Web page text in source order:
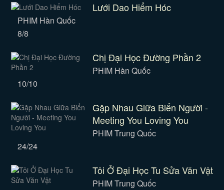
Lưới Dao Hiểm Hóc
PHIM Hàn Quốc
8/8
Chị Đại Học Đường Phần 2
PHIM Hàn Quốc
10/10
Gặp Nhau Giữa Biển Người -
Meeting You Loving You
PHIM Trung Quốc
24/24
Tôi Ở Đại Học Tu Sửa Văn Vật
PHIM Trung Quốc